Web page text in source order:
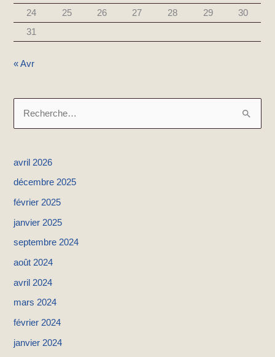
24
25 26 27 28 29
30
31
« Avr
e
r
c
h
e
avril 2026
décembre 2025
février 2025
janvier 2025
septembre 2024
août 2024
avril 2024
mars 2024
février 2024
janvier 2024